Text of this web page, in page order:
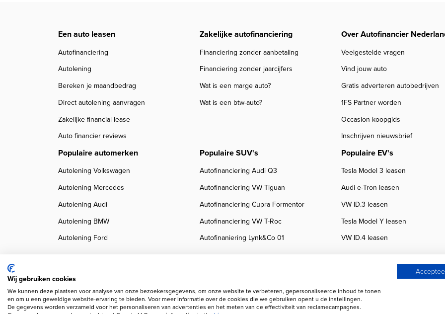
Een auto leasen
Autofinanciering
Autolening
Bereken je maandbedrag
Direct autolening aanvragen
Zakelijke financial lease
Auto financier reviews
Zakelijke autofinanciering
Financiering zonder aanbetaling
Financiering zonder jaarcijfers
Wat is een marge auto?
Wat is een btw-auto?
Over Autofinancier
Veelgestelde vragen
Vind jouw auto
Gratis adverteren autobedrijven
1FS Partner worden
Occasion koopgids
Inschrijven nieuwsbrief
Populaire automerken
Autolening Volkswagen
Autolening Mercedes
Autolening Audi
Autolening BMW
Autolening Ford
Populaire SUV's
Autofinanciering Audi Q3
Autofinanciering VW Tiguan
Autofinanciering Cupra Formentor
Autofinanciering VW T-Roc
Autofinaniering Lynk&Co 01
Populaire EV's
Tesla Model 3 leasen
Audi e-Tron leasen
VW ID.3 leasen
Tesla Model Y leasen
VW ID.4 leasen
Copyright navigation
Privacy verklaring Cookieverklaring Disclaimer Klanten beoordelingen
Autobedrijven
Wij gebruiken cookies
We kunnen deze plaatsen voor analyse van onze bezoekersgegevens, om onze website te verbeteren, gepersonaliseerde inhoud te tonen
en om u een geweldige website-ervaring te bieden. Voor meer informatie over de cookies die we gebruiken opent u de instellingen.
De gegevens worden verzameld voor het personaliseren van advertenties en het meten van de effectiviteit van reclamecampagnes.